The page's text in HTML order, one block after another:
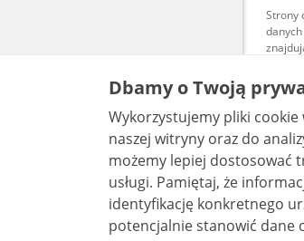
Strony
Dbamy o Twoją
Wykorzystujemy pliki
naszej witryny oraz do analizy
możemy lepiej dostosować
usługi. Pamiętaj, że informacje przechowywane w plikach cookie mogą pozwalać na
identyfikację konkretnego
potencjalnie stanowić dane